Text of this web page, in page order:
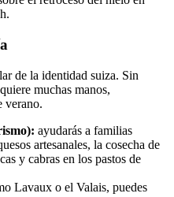
de la identidad suiza. Sin
muchas manos,
verano.
ayudarás a familias
artesanales, la cosecha de
y cabras en los pastos de
Lavaux o el Valais, puedes